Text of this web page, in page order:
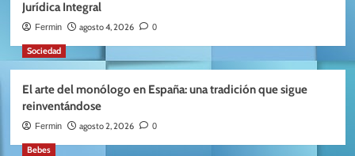
Jurídica Integral
Fermin agosto 4, 2026 0
Sociedad
El arte del monólogo en España: una tradición que sigue
reinventándose
Fermin agosto 2, 2026 0
Bebes